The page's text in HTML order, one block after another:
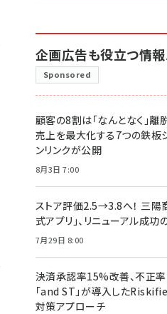
企画広告も役立つ情報
Sponsored
顧客の8割は「なんとなく」離
売上を最大化する7つの鉄板
ンリンクが公開
8月3日 7:00
ストア評価2.5→3.8へ！ 三陽
式アプリ」、リニューアル成
7月29日 8:00
決済承認率15%改善、不正率
「and ST」が導入した
対策アプローチ